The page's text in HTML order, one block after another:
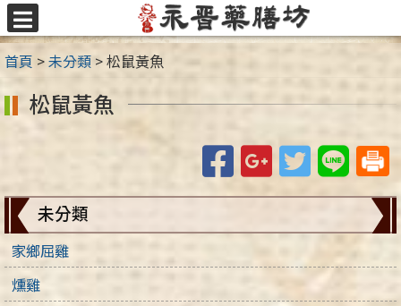
跳
至
主
要
內
容
首頁 >未分類 >松鼠黃魚
未分類
家鄉屈雞
燻雞
松鼠黃魚
FacebookGoogle+TwitterLine
選
單